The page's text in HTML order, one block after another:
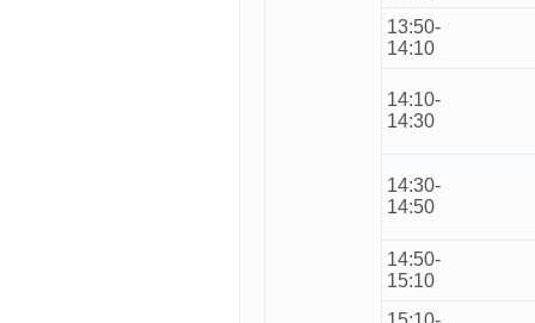
13:50-
14:10
14:10-
14:30
14:30-
14:50
14:50-
15:10